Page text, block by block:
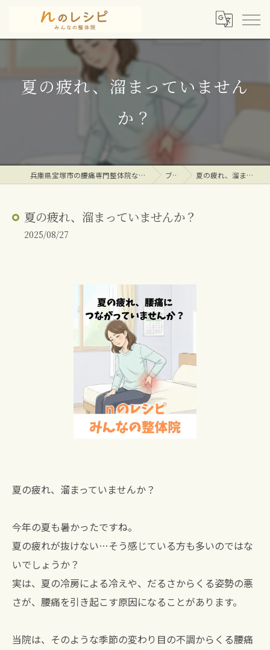
夏の疲れ、溜まっていません
か？
兵庫県宝塚市の腰痛専門整体院ならｎのレシピみんなの整体院 ブログ 夏の疲れ、溜まっていませんか？
夏の疲れ、溜まっていませんか？
2025/08/27
夏の疲れ、溜まっていませんか？
今年の夏も暑かったですね。
夏の疲れが抜けない…そう感じている方も多いのではな
いでしょうか？
実は、夏の冷房による冷えや、だるさからくる姿勢の悪
さが、腰痛を引き起こす原因になることがあります。
当院は、そのような季節の変わり目の不調からくる腰痛